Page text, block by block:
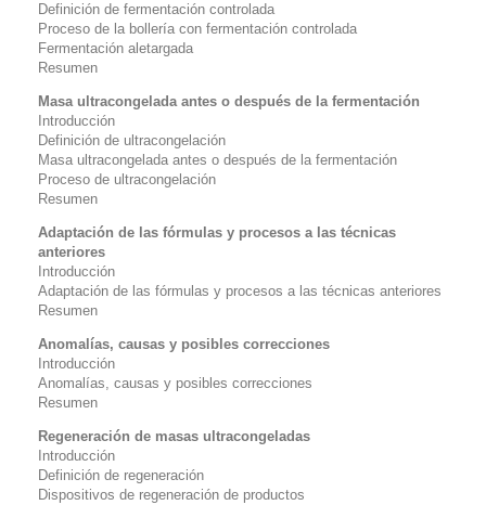
Definición de fermentación controlada
Proceso de la bollería con fermentación controlada
Fermentación aletargada
Resumen
Masa ultracongelada antes o después de la fermentación
Introducción
Definición de ultracongelación
Masa ultracongelada antes o después de la fermentación
Proceso de ultracongelación
Resumen
Adaptación de las fórmulas y procesos a las técnicas
anteriores
Introducción
Adaptación de las fórmulas y procesos a las técnicas anteriores
Resumen
Anomalías, causas y posibles correcciones
Introducción
Anomalías, causas y posibles correcciones
Resumen
Regeneración de masas ultracongeladas
Introducción
Definición de regeneración
Dispositivos de regeneración de productos